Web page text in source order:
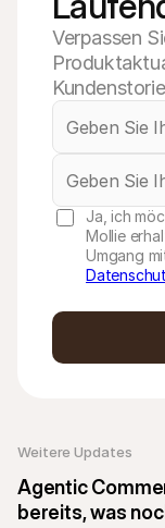
Weitere Updates
Agentic
bereits, was
Verpassen
Ja, ich
Mollie
Umgang